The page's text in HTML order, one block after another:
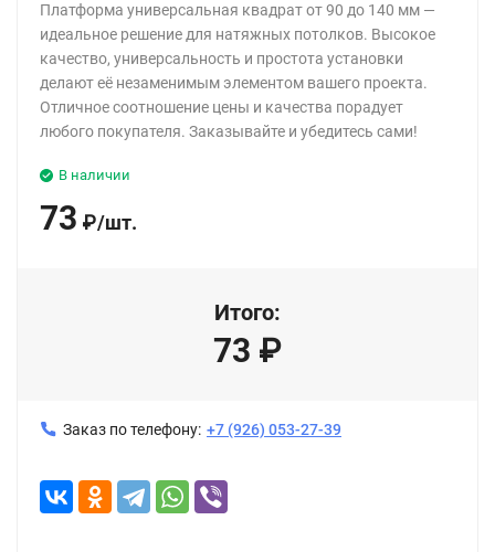
Платформа универсальная квадрат от 90 до 140 мм —
идеальное решение для натяжных потолков. Высокое
качество, универсальность и простота установки
делают её незаменимым элементом вашего проекта.
Отличное соотношение цены и качества порадует
любого покупателя. Заказывайте и убедитесь сами!
В наличии
73 ₽/шт.
Итого:
73 ₽
Заказ по телефону: +7 (926) 053-27-39